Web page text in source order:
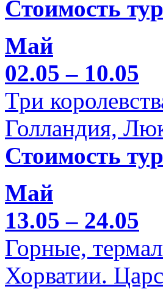
Стоимость
Май
02.05 – 10.05
Три
Голландия,
Стоимость
Май
13.05 – 24.05
Горные,
Хорватии.